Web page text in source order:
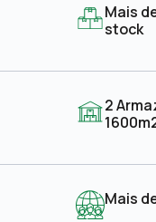
Mais
stock
2
Mais